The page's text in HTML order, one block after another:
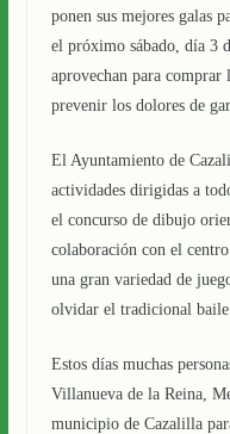
ponen sus mejores galas
el próximo sábado, día 3
aprovechan para comprar
prevenir los dolores de
El Ayuntamiento de
actividades dirigidas a
el concurso de dibujo
colaboración con el
una gran variedad de
olvidar el tradicional
Estos días muchas
Villanueva de la Reina,
municipio de Cazalilla